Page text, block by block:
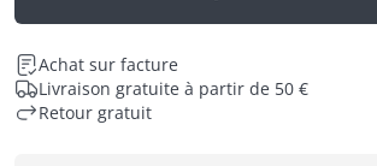
Achat sur facture
Livraison gratuite à partir de 50 €
Retour gratuit